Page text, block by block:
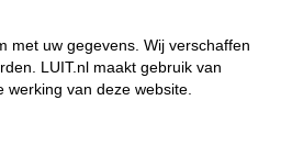
met uw gegevens. Wij verschaffen
LUIT.nl maakt gebruik van
van deze website.